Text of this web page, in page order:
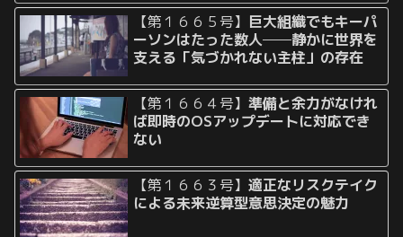
【第１６６５号】 巨大組織でもキーパ
ーソンはたった数人──静かに世界を
支える「気づかれない主柱」の存在
【第１６６４号】準備と余力がなけれ
ば即時のOSアップデートに対応でき
ない
【第１６６３号】適正なリスクテイク
による未来逆算型意思決定の魅力